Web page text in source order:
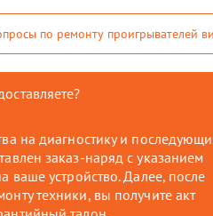
по ремонту проигрывателей
на диагностику и
заказ-наряд с указанием
ваше устройство. Далее, после
техники, вы получите акт